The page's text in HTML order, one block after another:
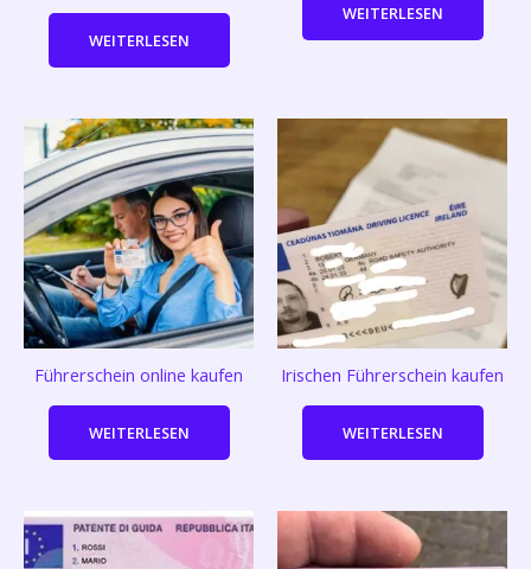
WEITERLESEN
WEITERLESEN
Führerschein online kaufen
WEITERLESEN
Irischen Führerschein kaufen
WEITERLESEN